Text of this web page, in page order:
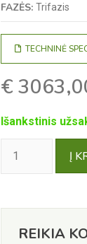
FAZĖS: Trifazis
TECHNINĖ
€
Išankstinis
KIEKIS:
SUNGROW
Į
REIKIA